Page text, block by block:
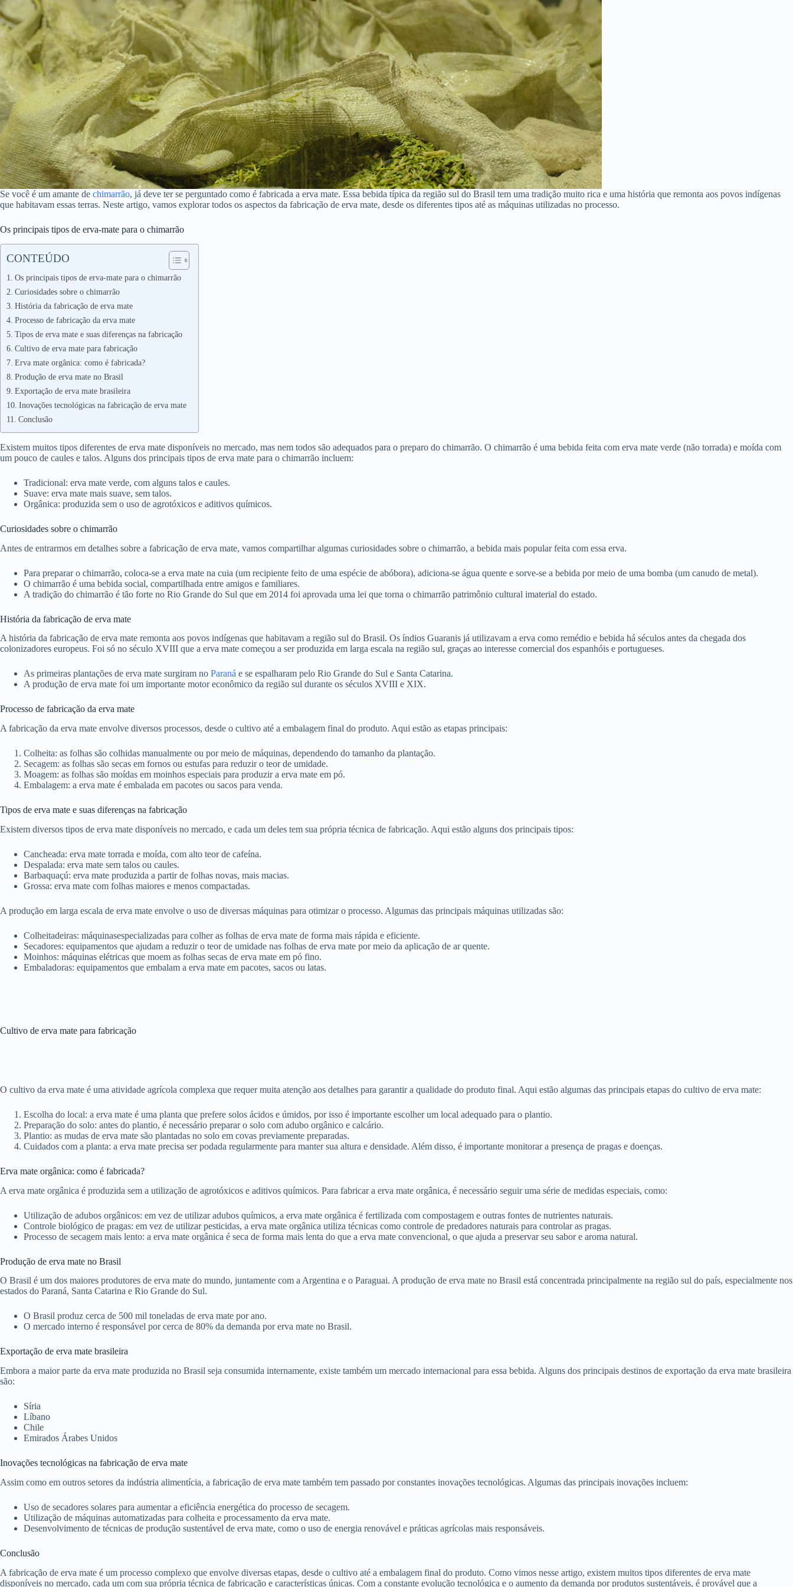
Se você é um amante de chimarrão, já deve ter se perguntado como é fabricada a erva mate. Essa bebida típica da região sul do Brasil tem uma tradição muito rica e uma história que remonta aos povos indígenas
que habitavam essas terras. Neste artigo, vamos explorar todos os aspectos da fabricação de erva mate, desde os diferentes tipos até as máquinas utilizadas no processo.
Os principais tipos de erva-mate para o chimarrão
CONTEÚDO
Os principais tipos de erva-mate para o chimarrão
Curiosidades sobre o chimarrão
História da fabricação de erva mate
Processo de fabricação da erva mate
Tipos de erva mate e suas diferenças na fabricação
Cultivo de erva mate para fabricação
Erva mate orgânica: como é fabricada?
Produção de erva mate no Brasil
Exportação de erva mate brasileira
Inovações tecnológicas na fabricação de erva mate
Conclusão
Existem muitos tipos diferentes de erva mate disponíveis no mercado, mas nem todos são adequados para o preparo do chimarrão. O chimarrão é uma bebida feita com erva mate verde (não torrada) e moída com
um pouco de caules e talos. Alguns dos principais tipos de erva mate para o chimarrão incluem:
Tradicional: erva mate verde, com alguns talos e caules.
Suave: erva mate mais suave, sem talos.
Orgânica: produzida sem o uso de agrotóxicos e aditivos químicos.
Curiosidades sobre o chimarrão
Antes de entrarmos em detalhes sobre a fabricação de erva mate, vamos compartilhar algumas curiosidades sobre o chimarrão, a bebida mais popular feita com essa erva.
Para preparar o chimarrão, coloca-se a erva mate na cuia (um recipiente feito de uma espécie de abóbora), adiciona-se água quente e sorve-se a bebida por meio de uma bomba (um canudo de metal).
O chimarrão é uma bebida social, compartilhada entre amigos e familiares.
A tradição do chimarrão é tão forte no Rio Grande do Sul que em 2014 foi aprovada uma lei que torna o chimarrão patrimônio cultural imaterial do estado.
História da fabricação de erva mate
A história da fabricação de erva mate remonta aos povos indígenas que habitavam a região sul do Brasil. Os índios Guaranis já utilizavam a erva como remédio e bebida há séculos antes da chegada dos
colonizadores europeus. Foi só no século XVIII que a erva mate começou a ser produzida em larga escala na região sul, graças ao interesse comercial dos espanhóis e portugueses.
As primeiras plantações de erva mate surgiram no Paraná e se espalharam pelo Rio Grande do Sul e Santa Catarina.
A produção de erva mate foi um importante motor econômico da região sul durante os séculos XVIII e XIX.
Processo de fabricação da erva mate
A fabricação da erva mate envolve diversos processos, desde o cultivo até a embalagem final do produto. Aqui estão as etapas principais:
Colheita: as folhas são colhidas manualmente ou por meio de máquinas, dependendo do tamanho da plantação.
Secagem: as folhas são secas em fornos ou estufas para reduzir o teor de umidade.
Moagem: as folhas são moídas em moinhos especiais para produzir a erva mate em pó.
Embalagem: a erva mate é embalada em pacotes ou sacos para venda.
Tipos de erva mate e suas diferenças na fabricação
Existem diversos tipos de erva mate disponíveis no mercado, e cada um deles tem sua própria técnica de fabricação. Aqui estão alguns dos principais tipos:
Cancheada: erva mate torrada e moída, com alto teor de cafeína.
Despalada: erva mate sem talos ou caules.
Barbaquaçú: erva mate produzida a partir de folhas novas, mais macias.
Grossa: erva mate com folhas maiores e menos compactadas.
A produção em larga escala de erva mate envolve o uso de diversas máquinas para otimizar o processo. Algumas das principais máquinas utilizadas são:
Colheitadeiras: máquinasespecializadas para colher as folhas de erva mate de forma mais rápida e eficiente.
Secadores: equipamentos que ajudam a reduzir o teor de umidade nas folhas de erva mate por meio da aplicação de ar quente.
Moinhos: máquinas elétricas que moem as folhas secas de erva mate em pó fino.
Embaladoras: equipamentos que embalam a erva mate em pacotes, sacos ou latas.
O cultivo da erva mate é uma atividade agrícola complexa que requer muita atenção aos detalhes para garantir a qualidade do produto final. Aqui estão algumas das principais etapas do cultivo de erva mate:
Escolha do local: a erva mate é uma planta que prefere solos ácidos e úmidos, por isso é importante escolher um local adequado para o plantio.
Preparação do solo: antes do plantio, é necessário preparar o solo com adubo orgânico e calcário.
Plantio: as mudas de erva mate são plantadas no solo em covas previamente preparadas.
Cuidados com a planta: a erva mate precisa ser podada regularmente para manter sua altura e densidade. Além disso, é importante monitorar a presença de pragas e doenças.
Erva mate orgânica: como é fabricada?
A erva mate orgânica é produzida sem a utilização de agrotóxicos e aditivos químicos. Para fabricar a erva mate orgânica, é necessário seguir uma série de medidas especiais, como:
Utilização de adubos orgânicos: em vez de utilizar adubos químicos, a erva mate orgânica é fertilizada com compostagem e outras fontes de nutrientes naturais.
Controle biológico de pragas: em vez de utilizar pesticidas, a erva mate orgânica utiliza técnicas como controle de predadores naturais para controlar as pragas.
Processo de secagem mais lento: a erva mate orgânica é seca de forma mais lenta do que a erva mate convencional, o que ajuda a preservar seu sabor e aroma natural.
Produção de erva mate no Brasil
O Brasil é um dos maiores produtores de erva mate do mundo, juntamente com a Argentina e o Paraguai. A produção de erva mate no Brasil está concentrada principalmente na região sul do país, especialmente nos
estados do Paraná, Santa Catarina e Rio Grande do Sul.